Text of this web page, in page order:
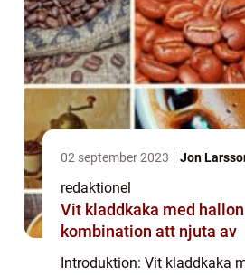
02 september 2023 Jon
redaktionel
Vit kladdkaka med
kombination att njuta av
Introduktion: Vit kladdkaka